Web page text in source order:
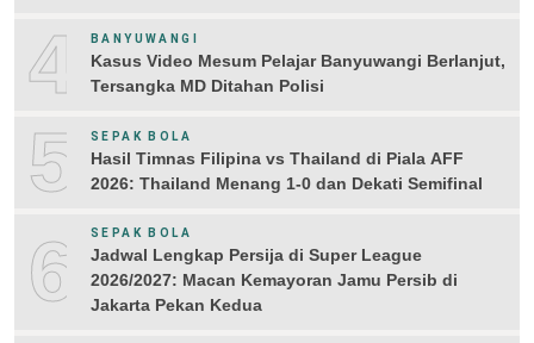
4
BANYUWANGI
Kasus Video Mesum Pelajar Banyuwangi Berlanjut,
Tersangka MD Ditahan Polisi
5 SEPAK BOLA
Hasil Timnas Filipina vs Thailand di Piala AFF
2026: Thailand Menang 1-0 dan Dekati Semifinal
6 SEPAK BOLA
Jadwal Lengkap Persija di Super League
2026/2027: Macan Kemayoran Jamu Persib di
Jakarta Pekan Kedua